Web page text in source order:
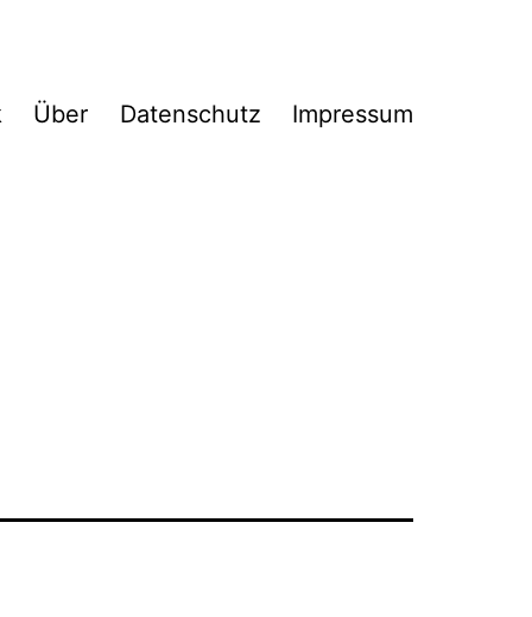
Über Datenschutz Impressum